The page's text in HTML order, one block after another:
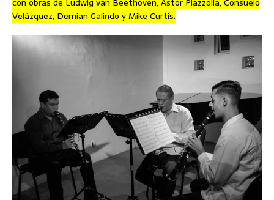
Velázquez, Demian Galindo y Mike Curtis.